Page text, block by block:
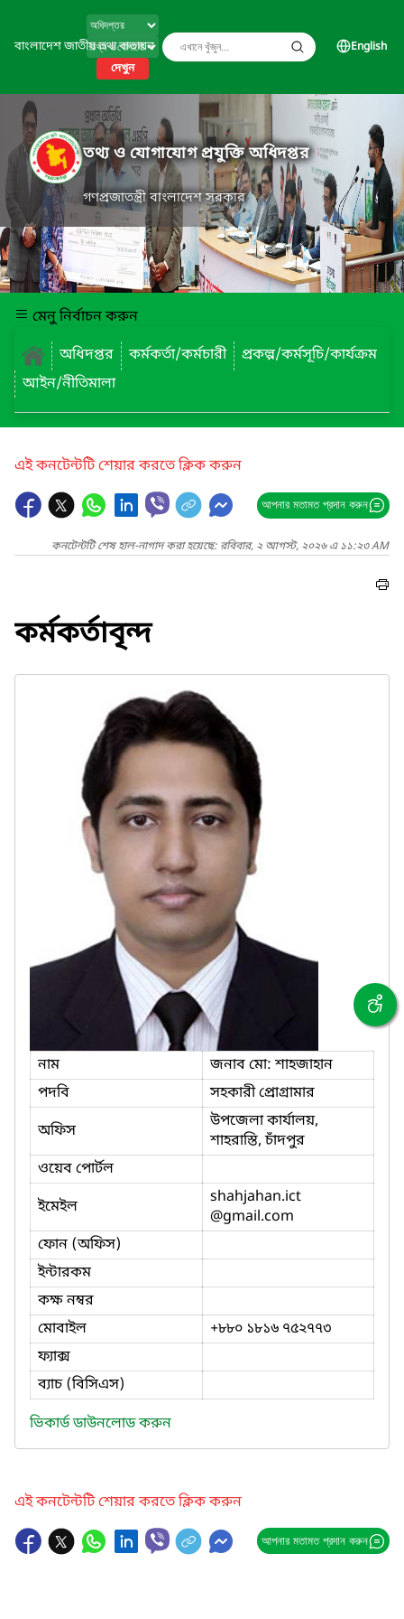
বাংলাদেশ জাতীয় তথ্য বাতায়ন
দেখুন
English
তথ্য ও যোগাযোগ প্রযুক্তি অধিদপ্তর
গণপ্রজাতন্ত্রী বাংলাদেশ সরকার
মেনু নির্বাচন করুন
অধিদপ্তর
কর্মকর্তা/কর্মচারী
প্রকল্প/কর্মসূচি/কার্যক্রম
আইন/নীতিমালা
এই কনটেন্টটি শেয়ার করতে ক্লিক করুন
আপনার মতামত প্রদান করুন
কনটেন্টটি শেষ হাল-নাগাদ করা হয়েছে: রবিবার, ২ আগস্ট, ২০২৬ এ ১১:২৩ AM
কর্মকর্তাবৃন্দ
নাম
জনাব মো: শাহজাহান
পদবি
সহকারী প্রোগ্রামার
অফিস
উপজেলা কার্যালয়,
শাহরাস্তি, চাঁদপুর
ওয়েব পোর্টল
ইমেইল
shahjahan.ict
@gmail.com
ফোন (অফিস)
ইন্টারকম
কক্ষ নম্বর
মোবাইল
+৮৮০ ১৮১৬ ৭৫২৭৭৩
ফ্যাক্স
ব্যাচ (বিসিএস)
ভিকার্ড ডাউনলোড করুন
এই কনটেন্টটি শেয়ার করতে ক্লিক করুন
আপনার মতামত প্রদান করুন